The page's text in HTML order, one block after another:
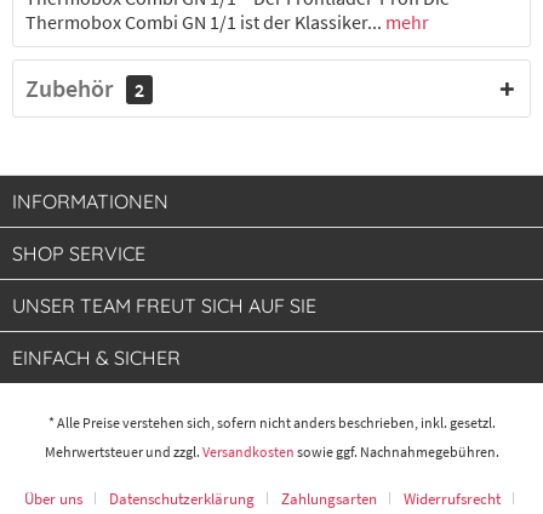
Thermobox Combi GN 1/1 ist der Klassiker... mehr
Zubehör 2
INFORMATIONEN
SHOP SERVICE
UNSER TEAM FREUT SICH AUF SIE
EINFACH & SICHER
* Alle Preise verstehen sich, sofern nicht anders beschrieben, inkl. gesetzl.
Mehrwertsteuer und zzgl. Versandkosten sowie ggf. Nachnahmegebühren.
Über uns Datenschutzerklärung Zahlungsarten Widerrufsrecht